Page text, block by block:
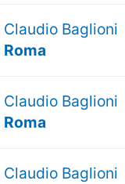
Claudio Baglioni
Roma
Claudio Baglioni
Roma
Claudio Baglioni